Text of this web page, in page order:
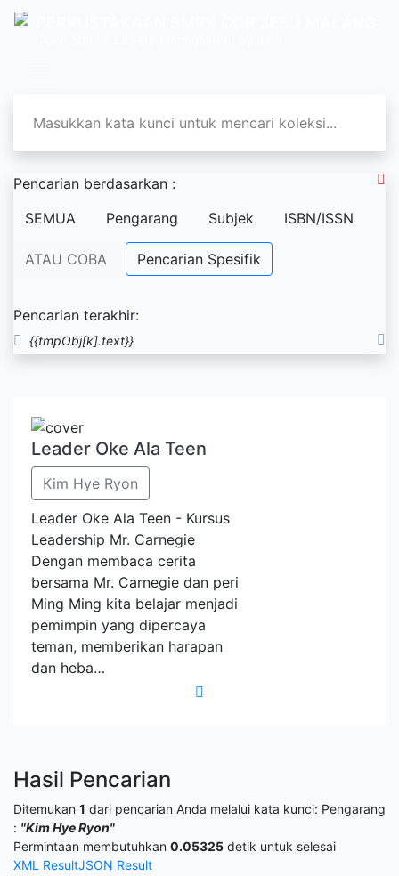
Pencarian berdasarkan :
SEMUA
Pengarang Subjek ISBN/ISSN
ATAU COBA Pencarian Spesifik
Pencarian terakhir:
{{tmpObj[k].text}}
Leader Oke Ala Teen
Kim Hye Ryon
Leader Oke Ala Teen - Kursus
Leadership Mr. Carnegie
Dengan membaca cerita
bersama Mr. Carnegie dan peri
Ming Ming kita belajar menjadi
pemimpin yang dipercaya
teman, memberikan harapan
dan heba…
Hasil Pencarian
Ditemukan 1 dari pencarian Anda melalui kata kunci: Pengarang
: "Kim Hye Ryon"
Permintaan membutuhkan 0.05325 detik untuk selesai
XML ResultJSON Result